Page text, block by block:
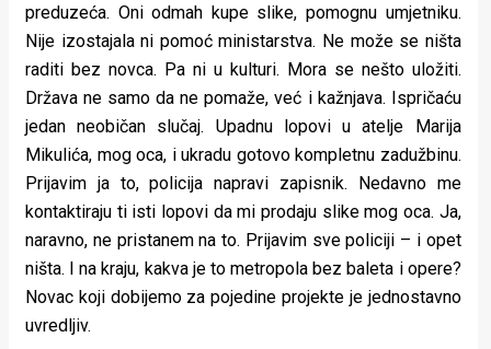
preduzeća. Oni odmah kupe slike, pomognu umjetniku.
Nije izostajala ni pomoć ministarstva. Ne može se ništa
raditi bez novca. Pa ni u kulturi. Mora se nešto uložiti.
Država ne samo da ne pomaže, već i kažnjava. Ispričaću
jedan neobičan slučaj. Upadnu lopovi u atelje Marija
Mikulića, mog oca, i ukradu gotovo kompletnu zadužbinu.
Prijavim ja to, policija napravi zapisnik. Nedavno me
kontaktiraju ti isti lopovi da mi prodaju slike mog oca. Ja,
naravno, ne pristanem na to. Prijavim sve policiji – i opet
ništa. I na kraju, kakva je to metropola bez baleta i opere?
Novac koji dobijemo za pojedine projekte je jednostavno
uvredljiv.